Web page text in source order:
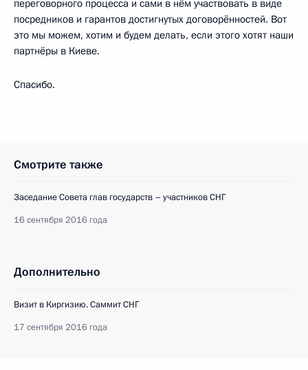
переговорного процесса и сами в нём участвовать в виде
посредников и гарантов достигнутых договорённостей. Вот
это мы можем, хотим и будем делать, если этого хотят наши
партнёры в Киеве.
Спасибо.
Смотрите также
Заседание Совета глав государств – участников СНГ
16 сентября 2016 года
Дополнительно
Визит в Киргизию. Саммит СНГ
17 сентября 2016 года